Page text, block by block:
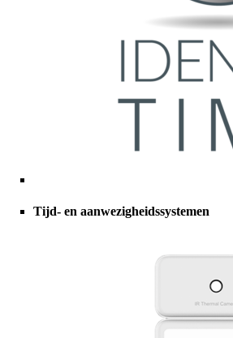
Tijd- en aanwezigheidssystemen